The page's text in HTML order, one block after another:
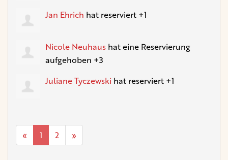
Jan Ehrich hat reserviert +1
Nicole Neuhaus hat eine Reservierung
aufgehoben +3
Juliane Tyczewski hat reserviert +1
« 1 2 »